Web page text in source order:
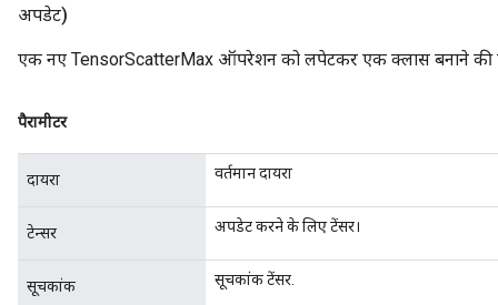
अपडेट)
एक नए TensorScatterMax ऑपरेशन को लपेटकर एक क्लास बनाने की
पैरामीटर
दायरा वर्तमान दायरा
टेन्सर अपडेट करने के लिए टेंसर।
सूचकांक सूचकांक टेंसर.